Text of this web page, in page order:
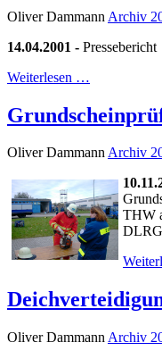
Oliver Dammann Archiv
14.04.2001 - Pressebericht
Weiterlesen …
Oliver DammannArchiv
THW
Oliver Dammann Archiv